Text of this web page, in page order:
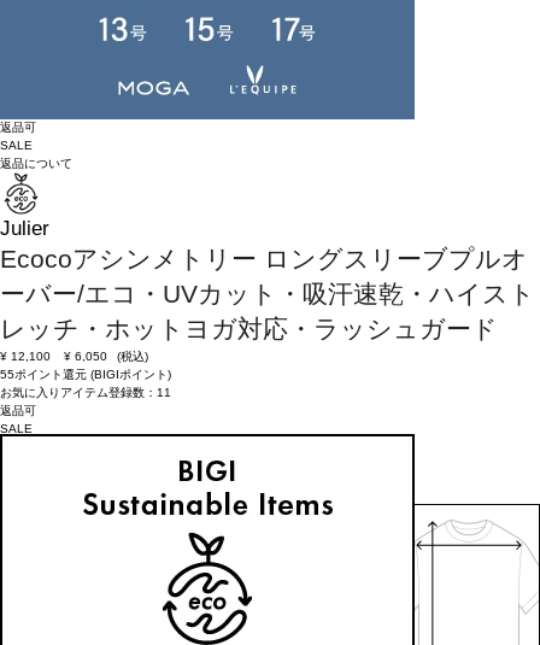
返品可
SALE
返品について
Julier
Ecocoアシンメトリー ロングスリーブプルオ
ーバー/エコ・UVカット・吸汗速乾・ハイスト
レッチ・ホットヨガ対応・ラッシュガード
¥ 12,100 ¥ 6,050
(税込)
55ポイント還元 (BIGIポイント)
お気に入りアイテム登録数： 11
返品可
SALE
158cm 51kgRecommended
Waist +13cm
Find out more on your body type